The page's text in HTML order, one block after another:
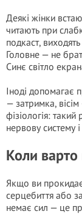
Деякі жінки
читають при
подкаст,
Головне — не
Синє світло
Іноді допомагає
— затримка,
фізіологія:
нервову систему
Коли варто
Якщо ви
серцебиття або
немає сил — це